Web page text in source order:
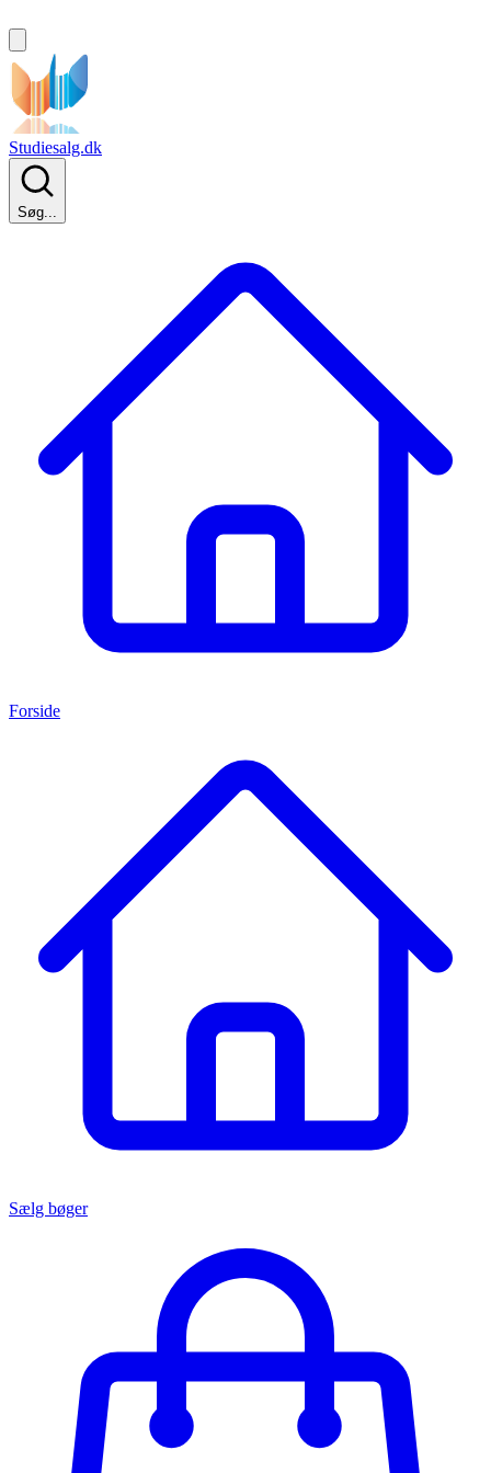
Studiesalg.dk
Søg...
Forside
Sælg bøger